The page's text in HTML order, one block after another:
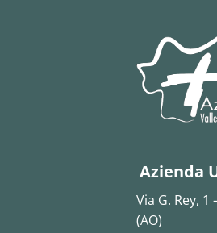
Azienda
Via G. Rey, 1
(AO)